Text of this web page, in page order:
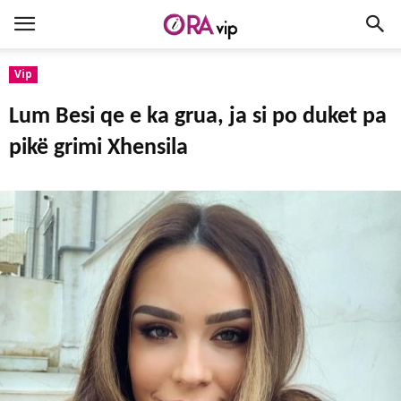
Vip
Lum Besi qe e ka grua, ja si po duket pa
pikë grimi Xhensila